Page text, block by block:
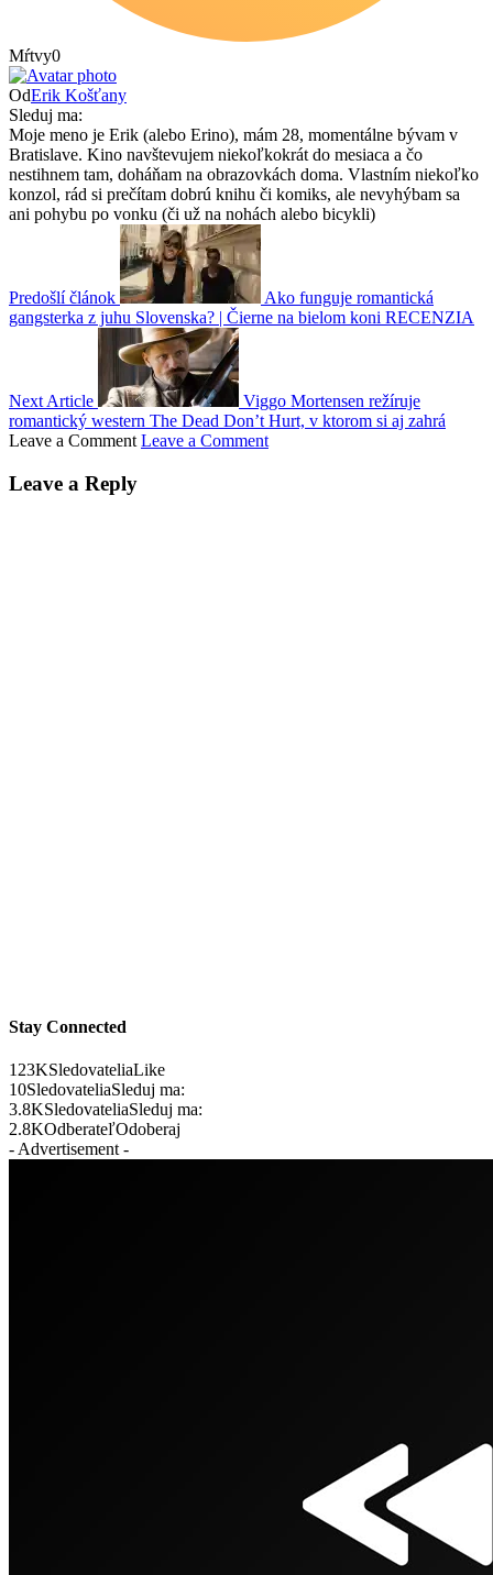
Mŕtvy0
OdErik Košťany
Sleduj ma:
Moje meno je Erik (alebo Erino), mám 28, momentálne bývam v
Bratislave. Kino navštevujem niekoľkokrát do mesiaca a čo
nestihnem tam, doháňam na obrazovkách doma. Vlastním niekoľko
konzol, rád si prečítam dobrú knihu či komiks, ale nevyhýbam sa
ani pohybu po vonku (či už na nohách alebo bicykli)
Predošlí článok
Ako funguje romantická
gangsterka z juhu Slovenska? | Čierne na bielom koni RECENZIA
Next Article
Viggo Mortensen režíruje
romantický western The Dead Don’t Hurt, v ktorom si aj zahrá
Leave a Comment Leave a Comment
Leave a Reply
Stay Connected
123KSledovateliaLike
10SledovateliaSleduj ma:
3.8KSledovateliaSleduj ma:
2.8KOdberateľOdoberaj
- Advertisement -